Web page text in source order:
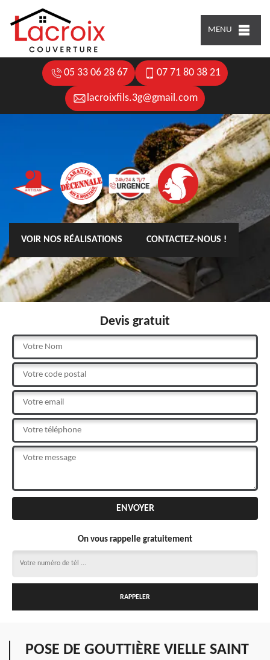
MENU
05 33 06 28 67 07 71 80 38 21
lacroixfils.3g@gmail.com
VOIR NOS RÉALISATIONS CONTACTEZ-NOUS !
Devis gratuit
On vous rappelle gratuitement
POSE DE GOUTTIÈRE VIELLE SAINT